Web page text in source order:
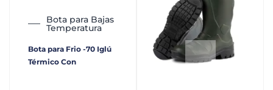
Bota para Bajas
Temperatura
Bota para Frio -70 Iglú
Térmico Con